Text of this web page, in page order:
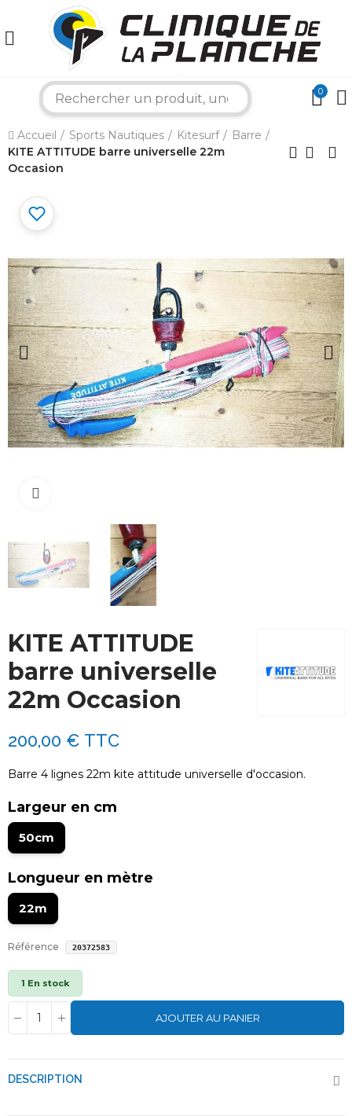
0
Accueil Sports Nautiques Kitesurf
Barre
KITE ATTITUDE barre universelle 22m
Occasion
KITE ATTITUDE
barre universelle
22m Occasion
200,00 € TTC
Barre 4 lignes 22m kite attitude universelle d'occasion.
Largeur en cm
50cm
Longueur en mètre
22m
Référence 20372583
1 En stock
AJOUTER AU PANIER
DESCRIPTION
×
Bonjour ! Je suis votre expert nautique.
Comment puis-je vous aider aujourd'hui ?